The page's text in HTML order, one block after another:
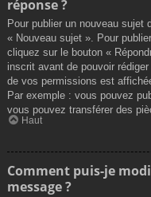
réponse ?
Pour publier un nouveau sujet
« Nouveau sujet ». Pour
cliquez sur le bouton «
inscrit avant de pouvoir
de vos permissions est
Par exemple : vous pouvez
vous pouvez transférer des
Haut
Comment puis-je
message ?